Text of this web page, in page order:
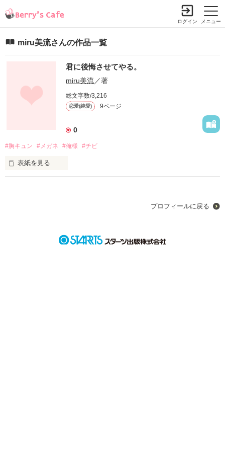
メニュー
ログイン
miru美流さんの作品一覧
君に後悔させてやる。
miru美流／著
総文字数/3,216
恋愛(純愛) 9ページ
0
#胸キュン #メガネ #俺様 #チビ
表紙を見る
作品を読む
プロフィールに戻る